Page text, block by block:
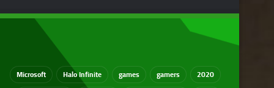
2020
gamers
games
Halo Infinite
Microsoft